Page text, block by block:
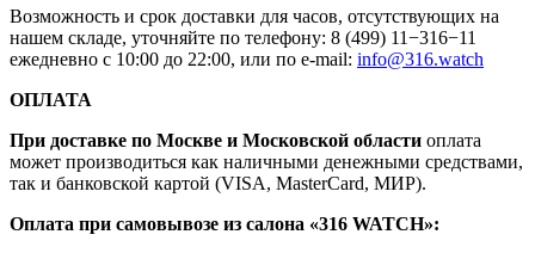
Возможность и срок доставки для часов, отсутствующих на
нашем складе, уточняйте по телефону: 8 (499) 11−316−11
ежедневно с 10:00 до 22:00, или по e-mail: info@316.watch
ОПЛАТА
При доставке по Москве и Московской области оплата
может производиться как наличными денежными средствами,
так и банковской картой (VISA, MasterCard, МИР).
Оплата при самовывозе из салона «316 WATCH»: